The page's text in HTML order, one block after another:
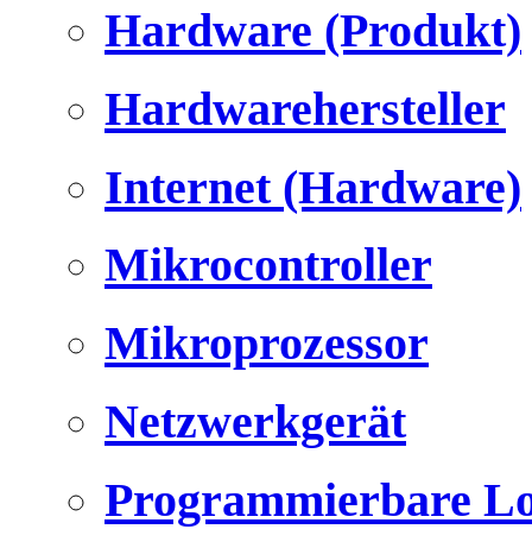
Hardware (Produkt)
Hardwarehersteller
Internet (Hardware)
Mikrocontroller
Mikroprozessor
Netzwerkgerät
Programmierbare